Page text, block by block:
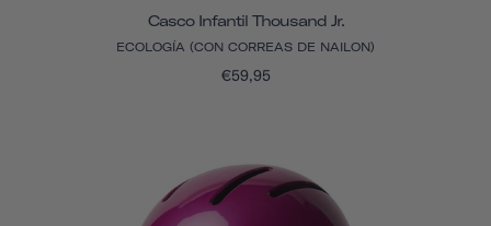
Casco Infantil Thousand Jr.
ECOLOGÍA (CON CORREAS DE NAILON)
€59,95